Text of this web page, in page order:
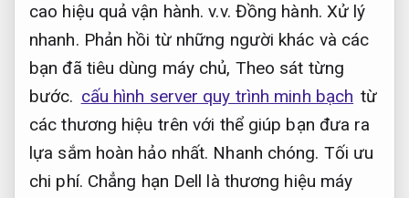
cao hiệu quả vận hành. v.v. Đồng hành. Xử lý
nhanh. Phản hồi từ những người khác và các
bạn đã tiêu dùng máy chủ, Theo sát từng
bước. cấu hình server quy trình minh bạch từ
các thương hiệu trên với thể giúp bạn đưa ra
lựa sắm hoàn hảo nhất. Nhanh chóng. Tối ưu
chi phí. Chẳng hạn Dell là thương hiệu máy